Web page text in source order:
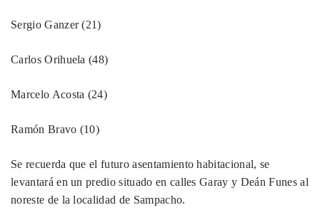
Sergio Ganzer (21)
Carlos Orihuela (48)
Marcelo Acosta (24)
Ramón Bravo (10)
Se recuerda que el futuro asentamiento habitacional, se
levantará en un predio situado en calles Garay y Deán Funes al
noreste de la localidad de Sampacho.